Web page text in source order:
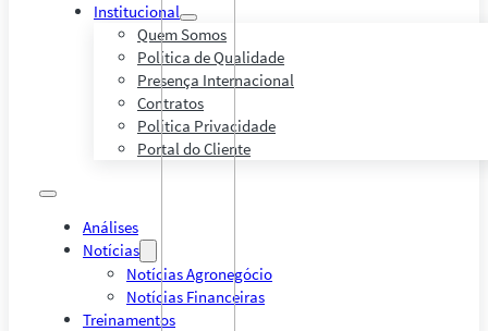
Institucional
Quem Somos
Política de Qualidade
Presença Internacional
Contratos
Política Privacidade
Portal do Cliente
Análises
Notícias
Notícias Agronegócio
Notícias Financeiras
Treinamentos